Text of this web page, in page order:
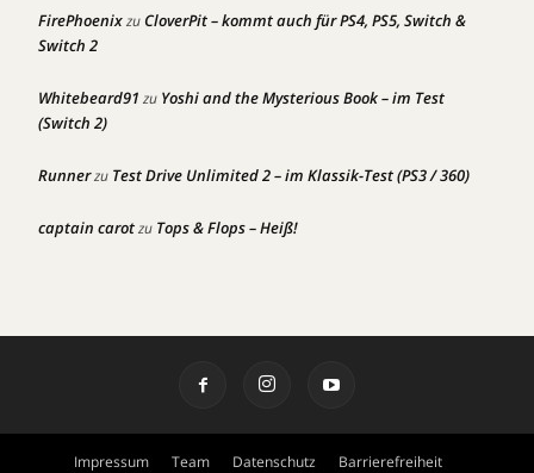
FirePhoenixzuCloverPit – kommt auch für PS4, PS5, Switch &
Switch 2
Whitebeard91 zu Yoshi and the Mysterious Book – im Test
(Switch 2)
Runnerzu Test Drive Unlimited 2 – im Klassik-Test (PS3 / 360)
captain carotzu Tops & Flops – Heiß!
Impressum Team Datenschutz Barrierefreiheit